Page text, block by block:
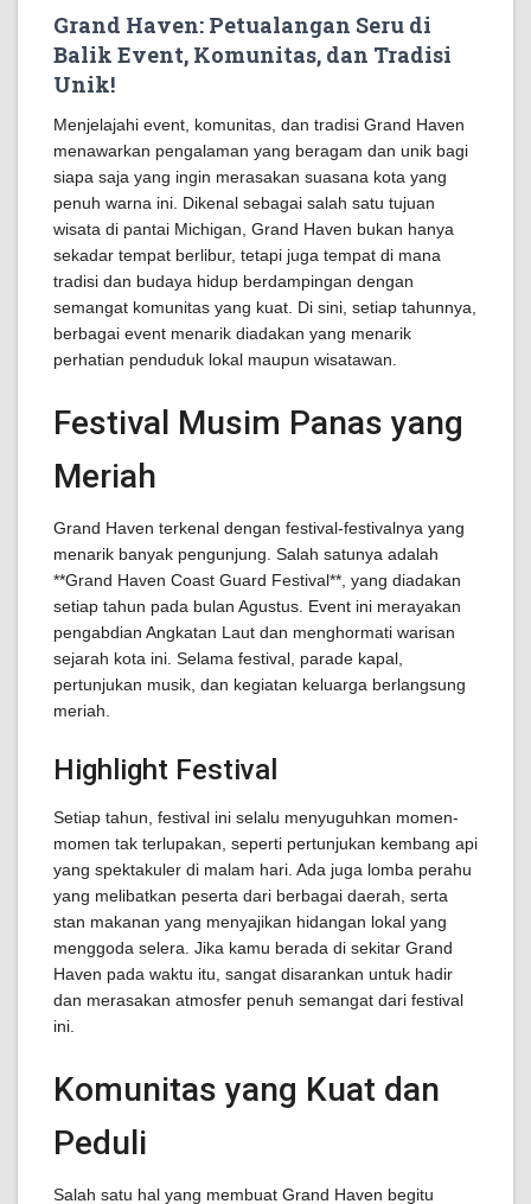
Grand Haven: Petualangan Seru di
Balik Event, Komunitas, dan Tradisi
Unik!
Menjelajahi event, komunitas, dan tradisi Grand Haven
menawarkan pengalaman yang beragam dan unik bagi
siapa saja yang ingin merasakan suasana kota yang
penuh warna ini. Dikenal sebagai salah satu tujuan
wisata di pantai Michigan, Grand Haven bukan hanya
sekadar tempat berlibur, tetapi juga tempat di mana
tradisi dan budaya hidup berdampingan dengan
semangat komunitas yang kuat. Di sini, setiap tahunnya,
berbagai event menarik diadakan yang menarik
perhatian penduduk lokal maupun wisatawan.
Festival Musim Panas yang
Meriah
Grand Haven terkenal dengan festival-festivalnya yang
menarik banyak pengunjung. Salah satunya adalah
**Grand Haven Coast Guard Festival**, yang diadakan
setiap tahun pada bulan Agustus. Event ini merayakan
pengabdian Angkatan Laut dan menghormati warisan
sejarah kota ini. Selama festival, parade kapal,
pertunjukan musik, dan kegiatan keluarga berlangsung
meriah.
Highlight Festival
Setiap tahun, festival ini selalu menyuguhkan momen-
momen tak terlupakan, seperti pertunjukan kembang api
yang spektakuler di malam hari. Ada juga lomba perahu
yang melibatkan peserta dari berbagai daerah, serta
stan makanan yang menyajikan hidangan lokal yang
menggoda selera. Jika kamu berada di sekitar Grand
Haven pada waktu itu, sangat disarankan untuk hadir
dan merasakan atmosfer penuh semangat dari festival
ini.
Komunitas yang Kuat dan
Peduli
Salah satu hal yang membuat Grand Haven begitu